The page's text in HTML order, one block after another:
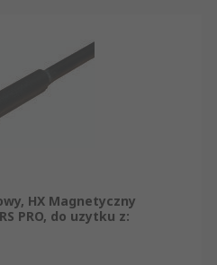
HX Magnetyczny
PRO, do uzytku z: